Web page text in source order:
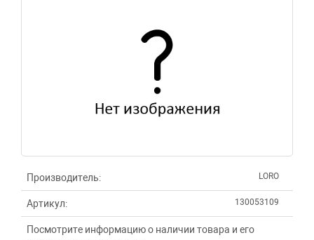
Производитель: LORO
Артикул: 130053109
Посмотрите информацию о наличии товара и его